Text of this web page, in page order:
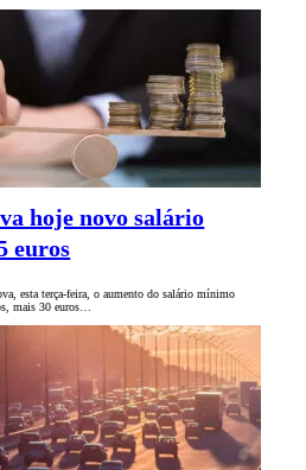
hoje novo salário
euros
esta terça-feira, o aumento do salário mínimo
mais 30 euros…